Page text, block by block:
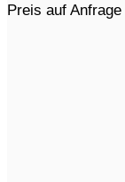
Preis auf Anfrage